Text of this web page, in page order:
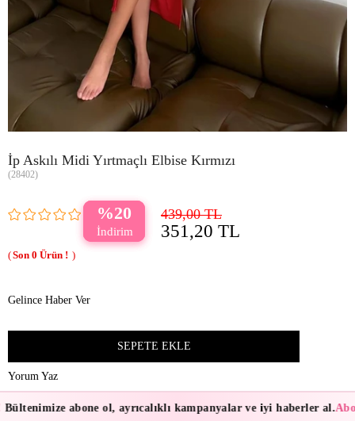
İp Askılı Midi Yırtmaçlı Elbise Kırmızı
(28402)
20 439,00 TL
351,20 TL
0
Gelince Haber Ver
Yorum Yaz
abone ol, ayrıcalıklı kampanyalar ve iyi haberler al.